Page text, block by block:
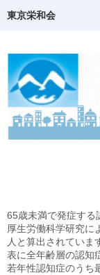
東京栄和会
介護保険事業
ご相談窓口・支
生活・活動の様子
地域共生
65歳未満で発症する
厚生労働科学研究に
人と算出されていま
表に全年齢層の認知
若年性認知症のうち